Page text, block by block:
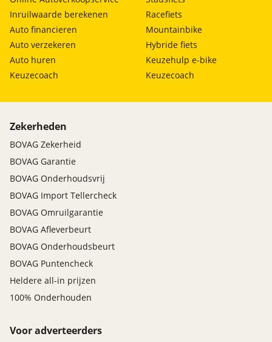
Inruilwaarde berekenen
Auto financieren
Auto verzekeren
Auto huren
Keuzecoach
Racefiets
Mountainbike
Hybride fiets
Keuzehulp e-bike
Keuzecoach
Zekerheden
BOVAG Zekerheid
BOVAG Garantie
BOVAG Onderhoudsvrij
BOVAG Import Tellercheck
BOVAG Omruilgarantie
BOVAG Afleverbeurt
BOVAG Onderhoudsbeurt
BOVAG Puntencheck
Heldere all-in prijzen
100% Onderhouden
Voor adverteerders